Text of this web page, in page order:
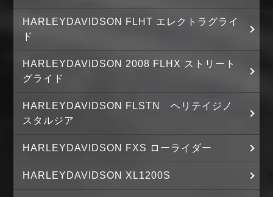
HARLEYDAVIDSON FLHT エレクトラグライ
ド
HARLEYDAVIDSON 2008 FLHX ストリート
グライド
HARLEYDAVIDSON FLSTN ヘリテイジノ
スタルジア
HARLEYDAVIDSON FXS ローライダー
HARLEYDAVIDSON XL1200S